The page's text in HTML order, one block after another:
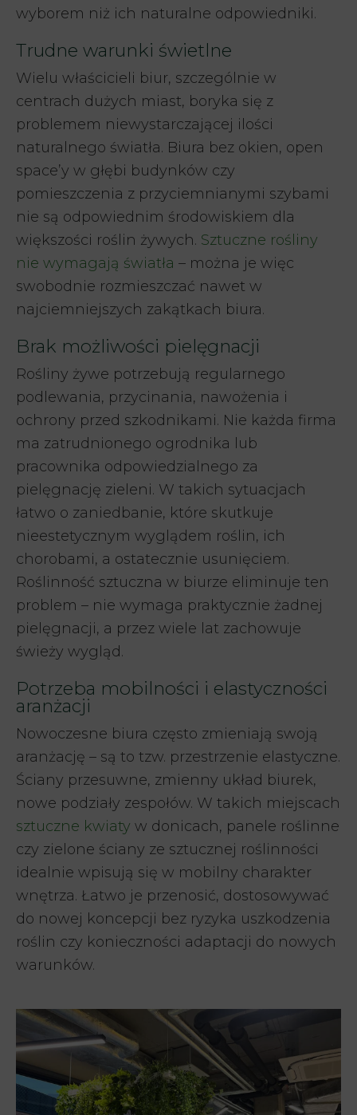
wyborem niż ich naturalne odpowiedniki.
Trudne warunki świetlne
Wielu właścicieli biur, szczególnie w
centrach dużych miast, boryka się z
problemem niewystarczającej ilości
naturalnego światła. Biura bez okien, open
space’y w głębi budynków czy
pomieszczenia z przyciemnianymi szybami
nie są odpowiednim środowiskiem dla
większości roślin żywych. Sztuczne rośliny
nie wymagają światła – można je więc
swobodnie rozmieszczać nawet w
najciemniejszych zakątkach biura.
Brak możliwości pielęgnacji
Rośliny żywe potrzebują regularnego
podlewania, przycinania, nawożenia i
ochrony przed szkodnikami. Nie każda firma
ma zatrudnionego ogrodnika lub
pracownika odpowiedzialnego za
pielęgnację zieleni. W takich sytuacjach
łatwo o zaniedbanie, które skutkuje
nieestetycznym wyglądem roślin, ich
chorobami, a ostatecznie usunięciem.
Roślinność sztuczna w biurze eliminuje ten
problem – nie wymaga praktycznie żadnej
pielęgnacji, a przez wiele lat zachowuje
świeży wygląd.
Potrzeba mobilności i elastyczności
aranżacji
Nowoczesne biura często zmieniają swoją
aranżację – są to tzw. przestrzenie elastyczne.
Ściany przesuwne, zmienny układ biurek,
nowe podziały zespołów. W takich miejscach
sztuczne kwiaty w donicach, panele roślinne
czy zielone ściany ze sztucznej roślinności
idealnie wpisują się w mobilny charakter
wnętrza. Łatwo je przenosić, dostosowywać
do nowej koncepcji bez ryzyka uszkodzenia
roślin czy konieczności adaptacji do nowych
warunków.